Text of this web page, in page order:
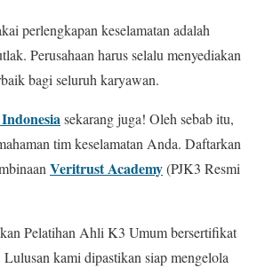
perlengkapan keselamatan adalah
Perusahaan harus selalu menyediakan
bagi seluruh karyawan.
sekarang juga! Oleh sebab itu,
tim keselamatan Anda. Daftarkan
Veritrust Academy(PJK3 Resmi
Pelatihan Ahli K3 Umum bersertifikat
kami dipastikan siap mengelola